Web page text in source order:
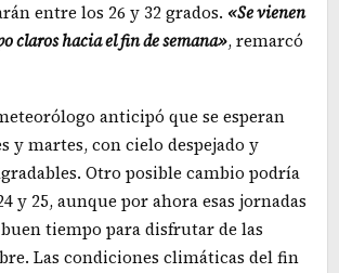
entre los 26 y 32 grados. «Se vienen
claros hacia el fin de semana», remarcó
anticipó que se esperan
y martes, con cielo despejado y
Otro posible cambio podría
y 25, aunque por ahora esas jornadas
tiempo para disfrutar de las
Las condiciones climáticas del fin